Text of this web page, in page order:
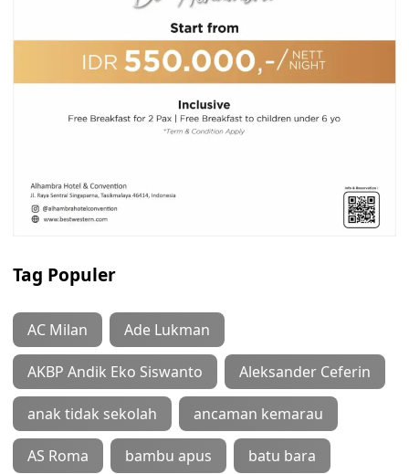
Tag Populer
AC Milan Ade Lukman
AKBP Andik Eko Siswanto Aleksander Ceferin
anak tidak sekolah ancaman kemarau
AS Roma bambu apus batu bara